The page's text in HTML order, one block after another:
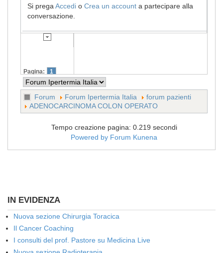
Si prega Accedi o Crea un account a partecipare alla
conversazione.
Pagina: 1
Forum Forum Ipertermia Italia
forum pazienti
ADENOCARCINOMA COLON OPERATO
Tempo creazione pagina: 0.219 secondi
Powered by Forum Kunena
IN EVIDENZA
Nuova sezione Chirurgia Toracica
Il Cancer Coaching
I consulti del prof. Pastore su Medicina Live